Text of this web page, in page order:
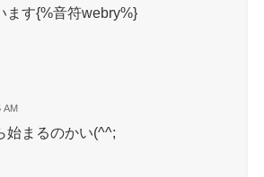
ます{%音符webry%}
AM
始まるのかい(^^;